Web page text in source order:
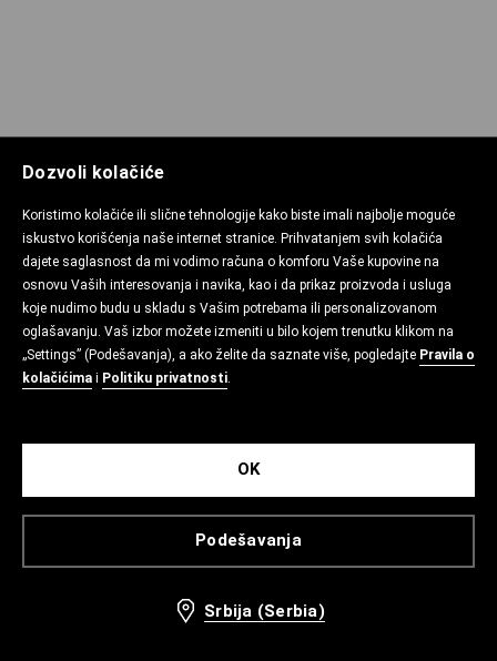
Dozvoli kolačiće
Koristimo kolačiće ili slične tehnologije kako biste imali najbolje moguće
iskustvo korišćenja naše internet stranice. Prihvatanjem svih kolačića
dajete saglasnost da mi vodimo računa o komforu Vaše kupovine na
osnovu Vaših interesovanja i navika, kao i da prikaz proizvoda i usluga
koje nudimo budu u skladu s Vašim potrebama ili personalizovanom
oglašavanju. Vaš izbor možete izmeniti u bilo kojem trenutku klikom na
„Settings” (Podešavanja), a ako želite da saznate više, pogledajte Pravila o
kolačićima i Politiku privatnosti.
Podešavanja
OK
Srbija (Serbia)